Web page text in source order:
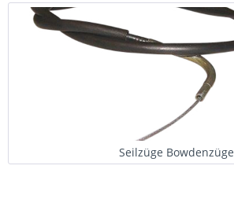
Seilzüge Bowdenzüge